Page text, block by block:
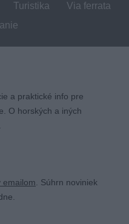
Turistika
Via ferrata
a praktické info pre
O horských a iných
emailom . Súhrn noviniek